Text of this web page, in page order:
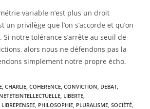
variable n’est plus un droit
un privilège que l’on s’accorde et qu’on
Si notre tolérance s’arrête au seuil de
alors nous ne défendons pas la
simplement notre propre écho.
, CHARLIE, COHERENCE, CONVICTION, DEBAT,
, LIBERTE,
LIBREPENSEE, PHILOSOPHIE, ​PLURALISME, SOCIÉTÉ,